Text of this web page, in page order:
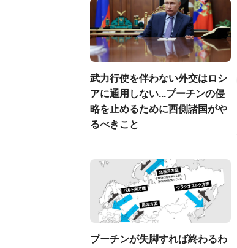
武力行使を伴わない外交はロシ
アに通用しない...プーチンの侵
略を止めるために西側諸国がや
るべきこと
プーチンが失脚すれば終わるわ